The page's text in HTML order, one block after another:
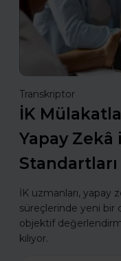
Transkriptor
İK
Yapay
Standartları
İK uzmanları, yapay
süreçlerinde yeni bir
objektif
kılıyor.